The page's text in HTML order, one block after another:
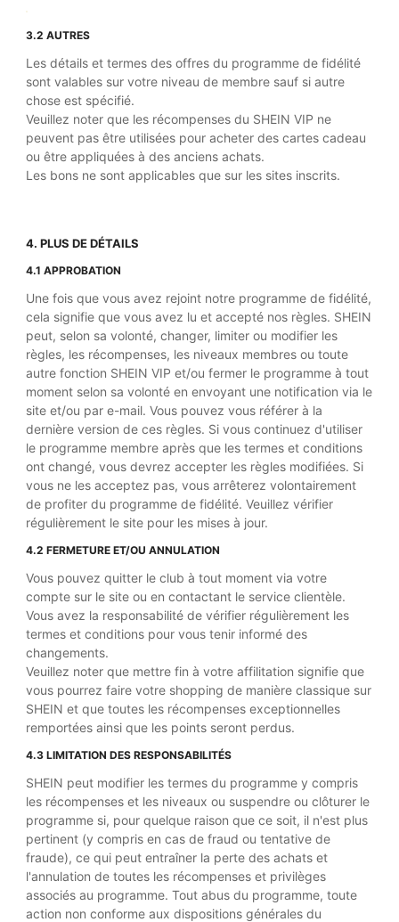
3.2 AUTRES
Les détails et termes des offres du programme de fidélité
sont valables sur votre niveau de membre sauf si autre
chose est spécifié.
Veuillez noter que les récompenses du SHEIN VIP ne
peuvent pas être utilisées pour acheter des cartes cadeau
ou être appliquées à des anciens achats.
Les bons ne sont applicables que sur les sites inscrits.
4. PLUS DE DÉTAILS
4.1 APPROBATION
Une fois que vous avez rejoint notre programme de fidélité,
cela signifie que vous avez lu et accepté nos règles. SHEIN
peut, selon sa volonté, changer, limiter ou modifier les
règles, les récompenses, les niveaux membres ou toute
autre fonction SHEIN VIP et/ou fermer le programme à tout
moment selon sa volonté en envoyant une notification via le
site et/ou par e-mail. Vous pouvez vous référer à la
dernière version de ces règles. Si vous continuez d'utiliser
le programme membre après que les termes et conditions
ont changé, vous devrez accepter les règles modifiées. Si
vous ne les acceptez pas, vous arrêterez volontairement
de profiter du programme de fidélité. Veuillez vérifier
régulièrement le site pour les mises à jour.
4.2 FERMETURE ET/OU ANNULATION
Vous pouvez quitter le club à tout moment via votre
compte sur le site ou en contactant le service clientèle.
Vous avez la responsabilité de vérifier régulièrement les
termes et conditions pour vous tenir informé des
changements.
Veuillez noter que mettre fin à votre affilitation signifie que
vous pourrez faire votre shopping de manière classique sur
SHEIN et que toutes les récompenses exceptionnelles
remportées ainsi que les points seront perdus.
4.3 LIMITATION DES RESPONSABILITÉS
SHEIN peut modifier les termes du programme y compris
les récompenses et les niveaux ou suspendre ou clôturer le
programme si, pour quelque raison que ce soit, il n'est plus
pertinent (y compris en cas de fraud ou tentative de
fraude), ce qui peut entraîner la perte des achats et
l'annulation de toutes les récompenses et privilèges
associés au programme. Tout abus du programme, toute
action non conforme aux dispositions générales du